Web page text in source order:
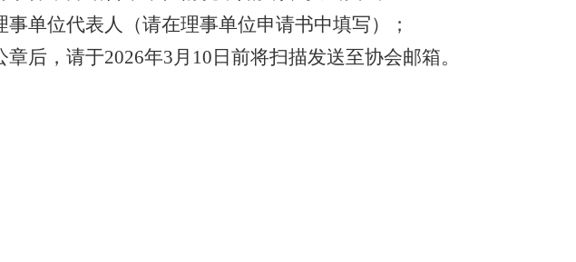
事单位代表人（请在理事单位申请书中填写）；
后， 请于2026年3月 10 日前将扫描发送至协会邮箱。